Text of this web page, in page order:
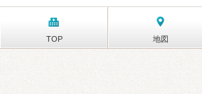
TOP 地図